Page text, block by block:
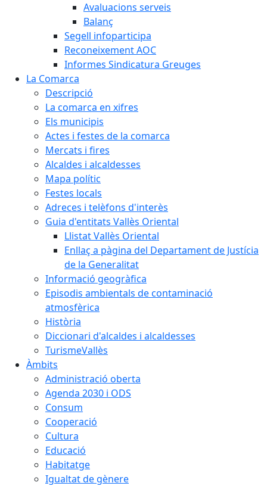
Avaluacions serveis
Balanç
Segell infoparticipa
Reconeixement AOC
Informes Sindicatura Greuges
La Comarca
Descripció
La comarca en xifres
Els municipis
Actes i festes de la comarca
Mercats i fires
Alcaldes i alcaldesses
Mapa polític
Festes locals
Adreces i telèfons d'interès
Guia d'entitats Vallès Oriental
Llistat Vallès Oriental
Enllaç a pàgina del Departament de Justícia
de la Generalitat
Informació geogràfica
Episodis ambientals de contaminació
atmosfèrica
Història
Diccionari d'alcaldes i alcaldesses
TurismeVallès
Àmbits
Administració oberta
Agenda 2030 i ODS
Consum
Cooperació
Cultura
Educació
Habitatge
Igualtat de gènere